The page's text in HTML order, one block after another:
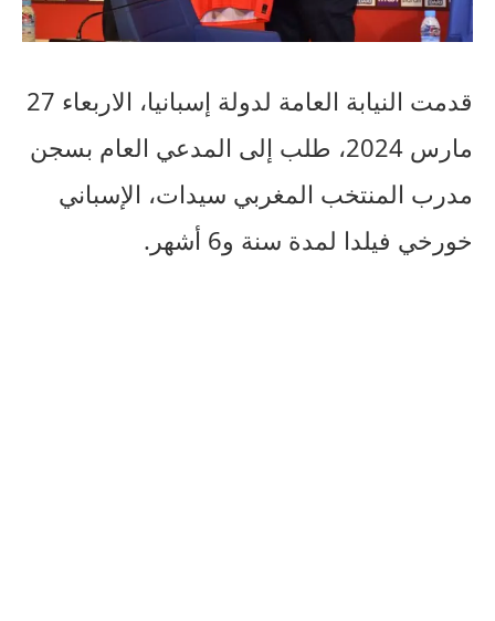
قدمت النيابة العامة لدولة إسبانيا، الاربعاء 27
مارس 2024، طلب إلى المدعي العام بسجن
مدرب المنتخب المغربي سيدات، الإسباني
خورخي فيلدا لمدة سنة و6 أشهر.